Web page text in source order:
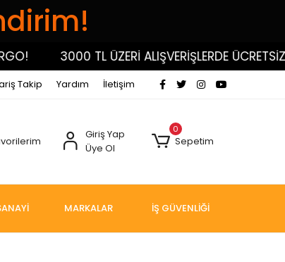
3000 TL ÜZERİ ALIŞVERİŞLERDE ÜCRETSİZ
Takip Yardım İletişim
Giriş Yap
Üye Ol
0
Sepetim
MARKALAR İŞ GÜVENLİĞİ